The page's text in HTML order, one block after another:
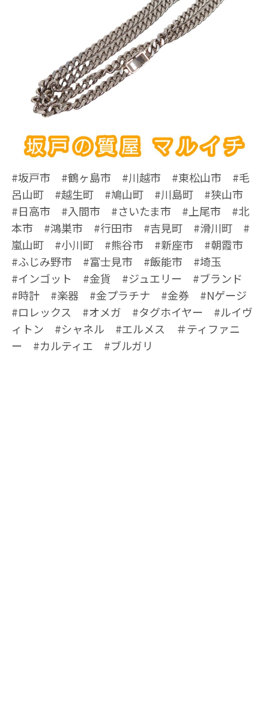
#坂戸市 #鶴ヶ島市 #川越市 #東松山市 #毛
呂山町 #越生町 #鳩山町 #川島町 #狭山市
#日高市 #入間市 #さいたま市 #上尾市 #北
本市 #鴻巣市 #行田市 #吉見町 #滑川町 #
嵐山町 #小川町 #熊谷市 #新座市 #朝霞市
#ふじみ野市 #富士見市 #飯能市 #埼玉
#インゴット #金貨 #ジュエリー #ブランド
#時計 #楽器 #金プラチナ #金券 #Nゲージ
#ロレックス #オメガ #タグホイヤー #ルイヴ
ィトン #シャネル #エルメス ＃ティファニ
ー #カルティエ #ブルガリ